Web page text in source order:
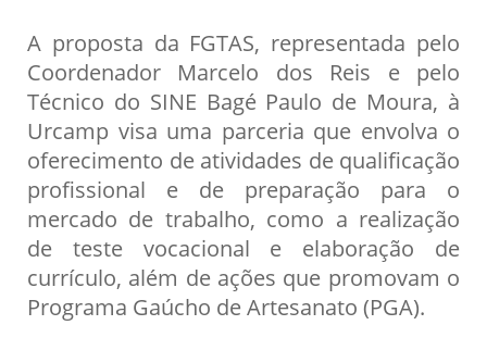
A proposta da FGTAS, representada pelo
Coordenador Marcelo dos Reis e pelo
Técnico do SINE Bagé Paulo de Moura, à
Urcamp visa uma parceria que envolva o
oferecimento de atividades de qualificação
profissional e de preparação para o
mercado de trabalho, como a realização
de teste vocacional e elaboração de
currículo, além de ações que promovam o
Programa Gaúcho de Artesanato (PGA).